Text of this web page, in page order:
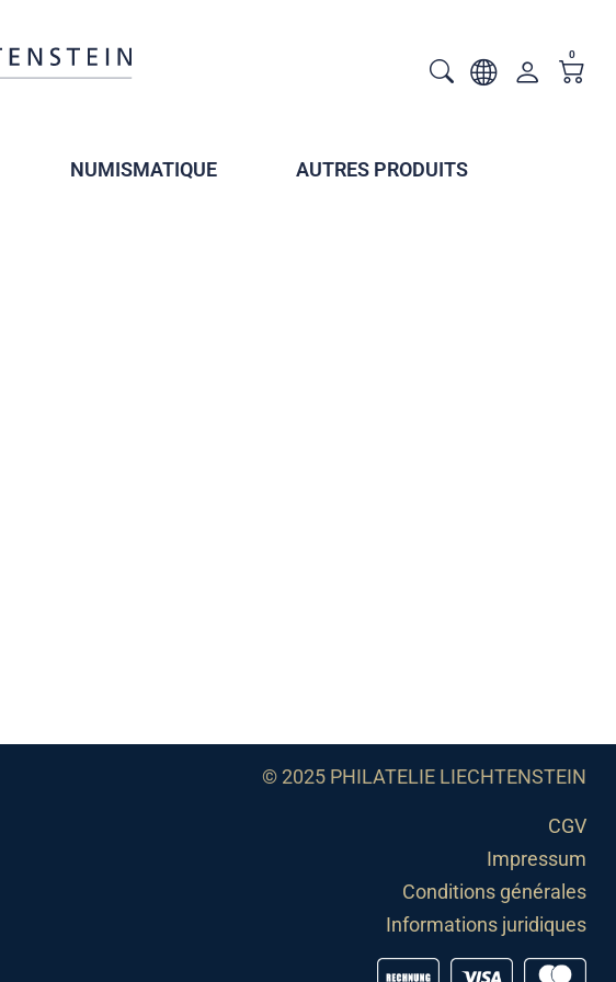
0
NUMISMATIQUE AUTRES PRODUITS
© 2025 PHILATELIE LIECHTENSTEIN
CGV
Impressum
Conditions générales
Informations juridiques